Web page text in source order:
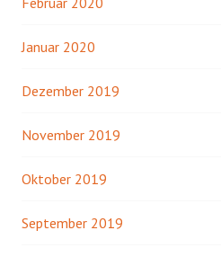
Januar 2020
Dezember 2019
November 2019
Oktober 2019
September 2019